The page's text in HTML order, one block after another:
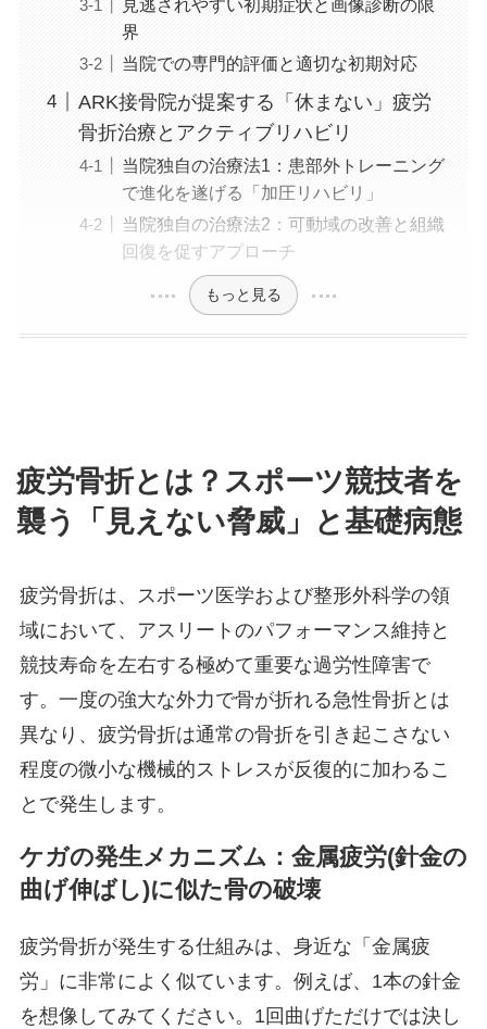
見逃されやすい初期症状と画像診断の限
界
当院での専門的評価と適切な初期対応
ARK接骨院が提案する「休まない」疲労
骨折治療とアクティブリハビリ
当院独自の治療法1：患部外トレーニング
で進化を遂げる「加圧リハビリ」
当院独自の治療法2：可動域の改善と組織
回復を促すアプローチ
もっと見る
疲労骨折とは？スポーツ競技者を
襲う「見えない脅威」と基礎病態
疲労骨折は、スポーツ医学および整形外科学の領
域において、アスリートのパフォーマンス維持と
競技寿命を左右する極めて重要な過労性障害で
す。一度の強大な外力で骨が折れる急性骨折とは
異なり、疲労骨折は通常の骨折を引き起こさない
程度の微小な機械的ストレスが反復的に加わるこ
とで発生します。
ケガの発生メカニズム：金属疲労(針金の
曲げ伸ばし)に似た骨の破壊
疲労骨折が発生する仕組みは、身近な「金属疲
労」に非常によく似ています。例えば、1本の針金
を想像してみてください。1回曲げただけでは決し